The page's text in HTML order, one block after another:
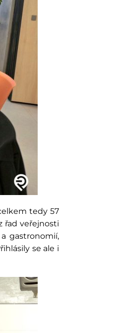
tedy 57
řad veřejnosti
gastronomií,
se ale i